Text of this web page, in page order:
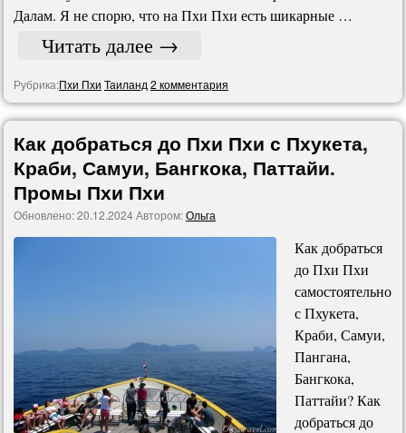
Далам. Я не спорю, что на Пхи Пхи есть шикарные …
Читать далее →
Рубрика:Пхи Пхи Таиланд 2 комментария
Как добраться до Пхи Пхи с Пхукета,
Краби, Самуи, Бангкока, Паттайи.
Промы Пхи Пхи
Обновлено:20.12.2024Автором:Ольга
Как добраться
до Пхи Пхи
самостоятельно
с Пхукета,
Краби, Самуи,
Пангана,
Бангкока,
Паттайи? Как
добраться до